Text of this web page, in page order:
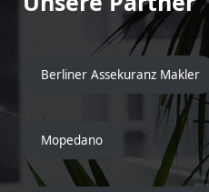
Berliner Assekuranz Makler
Mopedano